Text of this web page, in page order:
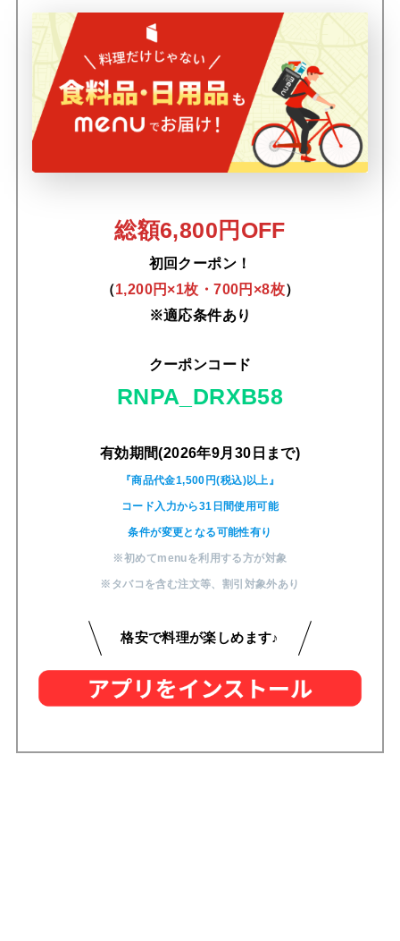
総額6,800円OFF
初回クーポン！
（1,200円×1枚・700円×8枚）
※適応条件あり
クーポンコード
RNPA_DRXB58
有効期間(2026年9月30日まで)
『商品代金1,500円(税込)以上』
コード入力から31日間使用可能
条件が変更となる可能性有り
※初めてmenuを利用する方が対象
※タバコを含む注文等 割引対象外あり
格安で料理が楽しめます♪